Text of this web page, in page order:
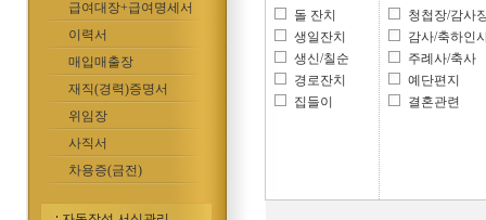
급여대장+급여명세서
이력서
매입매출장
재직(경력)증명서
위임장
사직서
차용증(금전)
돌 잔치
생일잔치
생신/칠순
경로잔치
집들이
청첩장/감사
감사/축하인
주례사/축사
예단편지
결혼관련